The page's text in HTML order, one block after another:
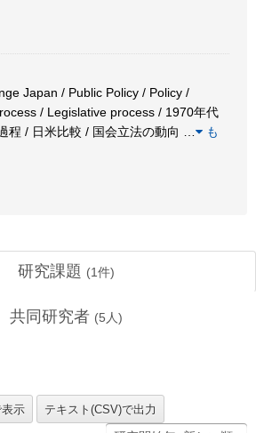
Japan / Public Policy / Policy /
/ Legislative process / 1970年代
程 / 日米比較 / 国会立法の動向
も
研究課題 (1件)
共同研究者 (5 人)